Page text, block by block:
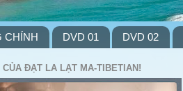
CHÍNH DVD 01 DVD 02
CỦA ĐẠT LA LẠT MA-TIBETIAN!